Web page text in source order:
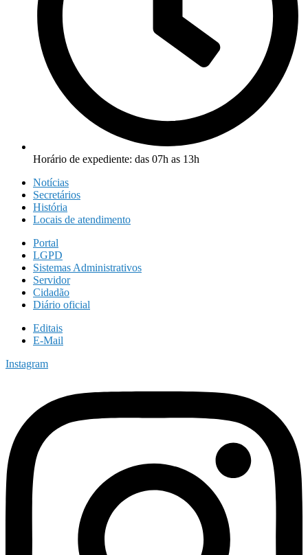
Horário de expediente: das 07h as 13h
Notícias
Secretários
História
Locais de atendimento
Portal
LGPD
Sistemas Administrativos
Servidor
Cidadão
Diário oficial
Editais
E-Mail
Instagram